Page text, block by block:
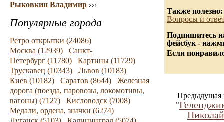
Рыковкин Владимир 225
Популярные города
Ретро открытки (24086)
Москва (12939)
Санкт-
Петербург (11780)
Картины (11729)
Трускавец (10343)
Львов (10183)
Киев (10182)
Саратов (8644)
Железная
дорога (поезда, паровозы, локомотивы,
вагоны) (7127)
Кисловодск (7008)
Медали, ордена, значки (6274)
Луганск (5103)
Калининград (5074)
Также полезно:
Вопросы и
Подпишитесь
фейсбук -
Если
Предыдущая
"